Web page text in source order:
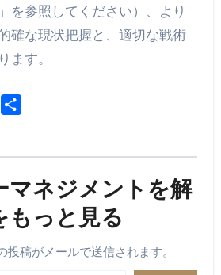
」を参照してください）、より
確な現状把握と、適切な戦術
ます。
Twitter
マネジメントを解
もっと見る
投稿がメールで送信されます。